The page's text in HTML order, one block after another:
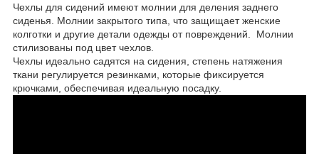
Чехлы для сидений имеют молнии для деления заднего
сиденья. Молнии закрытого типа, что защищает женские
колготки и другие детали одежды от повреждений. Молнии
стилизованы под цвет чехлов.
Чехлы идеально садятся на сидения, степень натяжения
ткани регулируется резинками, которые фиксируется
крючками, обеспечивая идеальную посадку.